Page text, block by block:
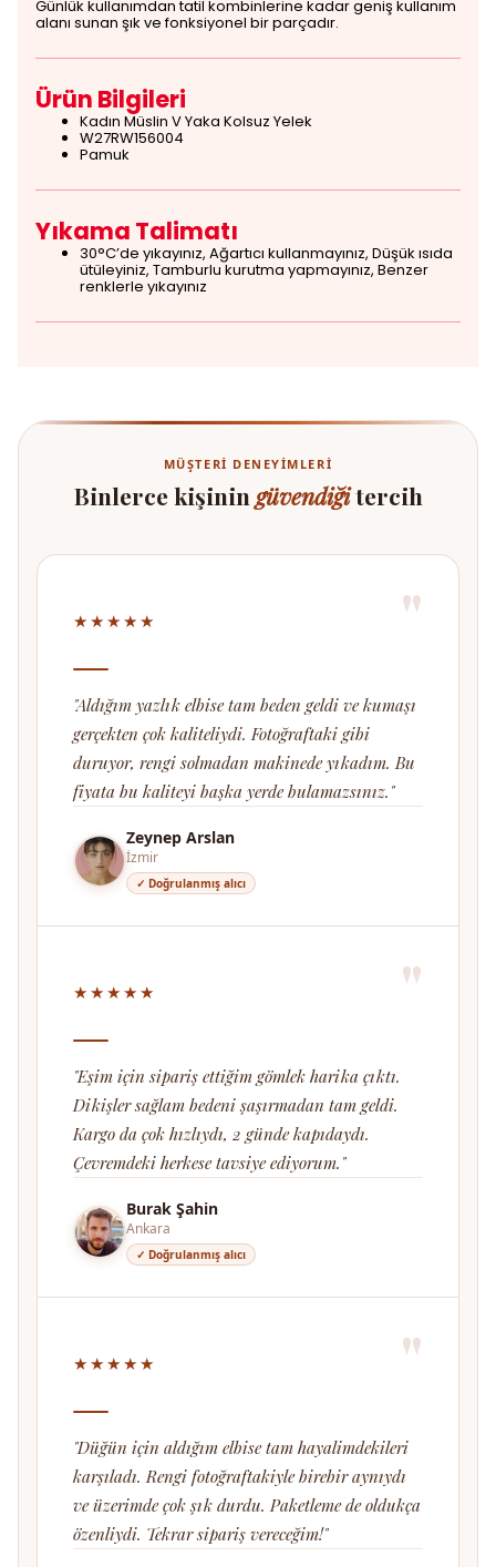
Günlük kullanımdan tatil kombinlerine kadar geniş kullanım
alanı sunan şık ve fonksiyonel bir parçadır.
Ürün Bilgileri
Kadın Müslin V Yaka Kolsuz Yelek
W27RW156004
Pamuk
Yıkama Talimatı
30°C’de yıkayınız, Ağartıcı kullanmayınız, Düşük ısıda
ütüleyiniz, Tamburlu kurutma yapmayınız, Benzer
renklerle yıkayınız
MÜŞTERI DENEYIMLERI
Binlerce kişinin güvendiğitercih
★★★★★ "
"Aldığım yazlık elbise tam beden geldi ve kumaşı
gerçekten çok kaliteliydi. Fotoğraftaki gibi
duruyor, rengi solmadan makinede yıkadım. Bu
fiyata bu kaliteyi başka yerde bulamazsınız."
Zeynep Arslan
İzmir
✓ Doğrulanmış alıcı
★★★★★ "
"Eşim için sipariş ettiğim gömlek harika çıktı.
Dikişler sağlam bedeni şaşırmadan tam geldi.
Kargo da çok hızlıydı, 2 günde kapıdaydı.
Çevremdeki herkese tavsiye ediyorum."
Burak Şahin
Ankara
✓ Doğrulanmış alıcı
★★★★★ "
"Düğün için aldığım elbise tam hayalimdekileri
karşıladı. Rengi fotoğraftakiyle birebir aynıydı
ve üzerimde çok şık durdu. Paketleme de oldukça
özenliydi. Tekrar sipariş vereceğim!"